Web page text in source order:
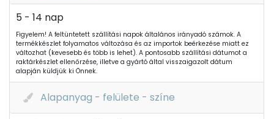
5 - 14 nap
Figyelem! A feltüntetett szállítási napok általános irányadó számok. A
termékkészlet folyamatos változása és az importok beérkezése miatt ez
változhat (kevesebb és több is lehet). A pontosabb szállítási dátumot a
raktárkészlet ellenőrzése, illetve a gyártó által visszaigazolt dátum
alapján küldjük ki Önnek.
Alapanyag - felülete - színe